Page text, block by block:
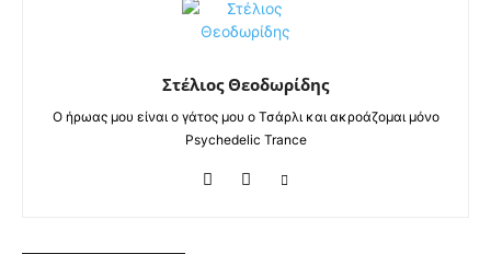
Στέλιος Θεοδωρίδης
Ο ήρωας μου είναι ο γάτος μου ο Τσάρλι και ακροάζομαι μόνο
Psychedelic Trance